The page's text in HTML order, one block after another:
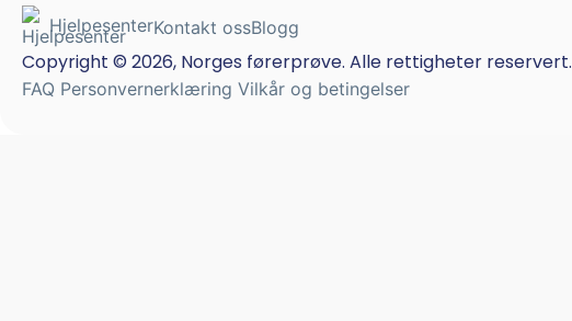
HjelpesenterKontakt ossBlogg
Copyright © 2026, Norges førerprøve. Alle rettigheter reservert.
FAQ Personvernerklæring Vilkår og betingelser